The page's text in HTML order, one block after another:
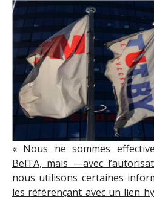
« Nous ne sommes
BelTA, mais —avec
nous utilisons certaines
les référençant avec un lien